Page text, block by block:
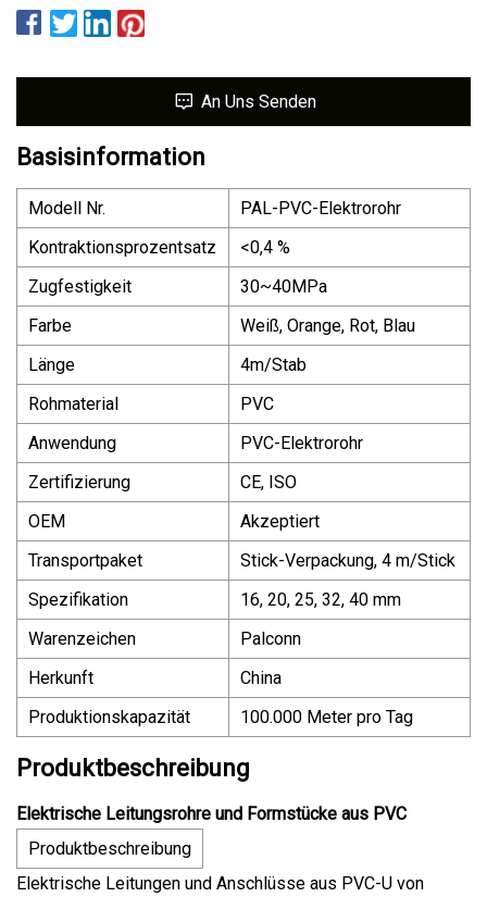
An Uns Senden
Basisinformation
Modell Nr.
PAL-PVC-Elektrorohr
Kontraktionsprozentsatz
<0,4 %
Zugfestigkeit
30~40MPa
Farbe
Weiß, Orange, Rot, Blau
Länge
4m/Stab
Rohmaterial
PVC
Anwendung
PVC-Elektrorohr
Zertifizierung
CE, ISO
OEM
Akzeptiert
Transportpaket
Stick-Verpackung, 4 m/Stick
Spezifikation
16, 20, 25, 32, 40 mm
Warenzeichen
Palconn
Herkunft
China
Produktionskapazität
100.000 Meter pro Tag
Produktbeschreibung
Elektrische Leitungsrohre und Formstücke aus PVC
Produktbeschreibung
Elektrische Leitungen und Anschlüsse aus PVC-U von